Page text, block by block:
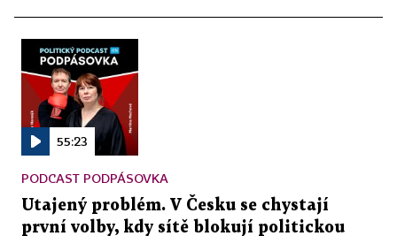
55:23
PODCAST PODPÁSOVKA
Utajený problém. V Česku se chystají
první volby, kdy sítě blokují politickou